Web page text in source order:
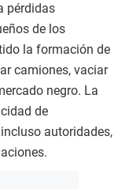
pérdidas
de los
la formación de
camiones, vaciar
negro. La
de
autoridades,